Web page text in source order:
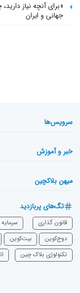
«برای آنچه نیاز
جهانی و ایران
سرویس‌ها
خبر و آموزش
میهن بلاکچین
تگ‌های پربازدید
قانون گذاری
دوج‌کوین
بیت‌کوین
تکنولوژی بلاک چین